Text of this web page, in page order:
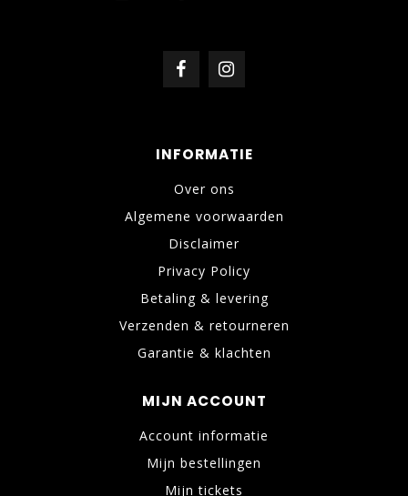
INFORMATIE
Over ons
Algemene voorwaarden
Disclaimer
Privacy Policy
Betaling & levering
Verzenden & retourneren
Garantie & klachten
MIJN ACCOUNT
Account informatie
Mijn bestellingen
Mijn tickets